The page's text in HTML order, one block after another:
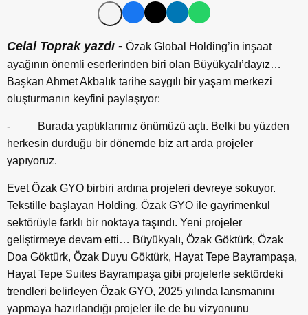
Celal Toprak yazdı - Özak Global Holding’in inşaat
ayağının önemli eserlerinden biri olan Büyükyalı’dayız…
Başkan Ahmet Akbalık tarihe saygılı bir yaşam merkezi
oluşturmanın keyfini paylaşıyor:
- Burada yaptıklarımız önümüzü açtı. Belki bu yüzden
herkesin durduğu bir dönemde biz art arda projeler
yapıyoruz.
Evet Özak GYO birbiri ardına projeleri devreye sokuyor.
Tekstille başlayan Holding, Özak GYO ile gayrimenkul
sektörüyle farklı bir noktaya taşındı. Yeni projeler
geliştirmeye devam etti… Büyükyalı, Özak Göktürk, Özak
Doa Göktürk, Özak Duyu Göktürk, Hayat Tepe Bayrampaşa,
Hayat Tepe Suites Bayrampaşa gibi projelerle sektördeki
trendleri belirleyen Özak GYO, 2025 yılında lansmanını
yapmaya hazırlandığı projeler ile de bu vizyonunu